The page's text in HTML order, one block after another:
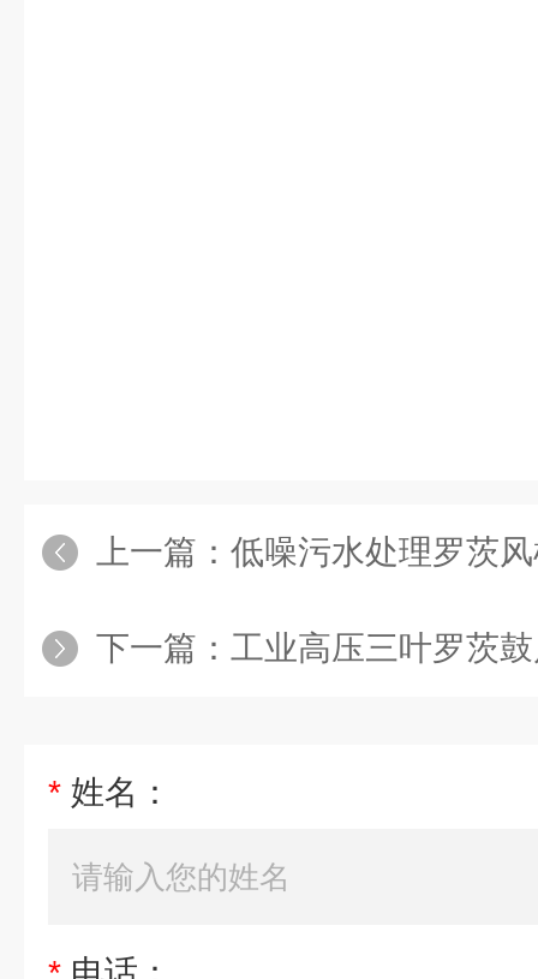
上一篇： 低噪污水处理罗茨
下一篇： 工业高压三叶罗茨
* 姓名：